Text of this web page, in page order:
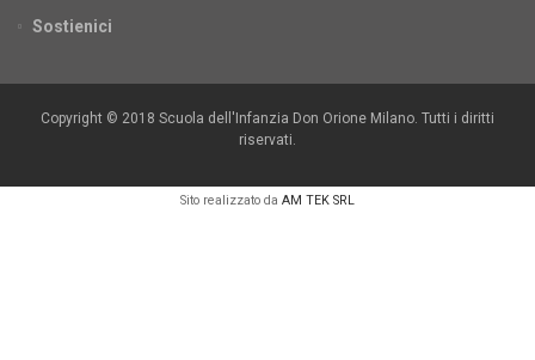
Sostienici
Copyright © 2018 Scuola dell'Infanzia Don Orione Milano. Tutti i diritti
riservati.
Sito realizzato da AM TEK SRL